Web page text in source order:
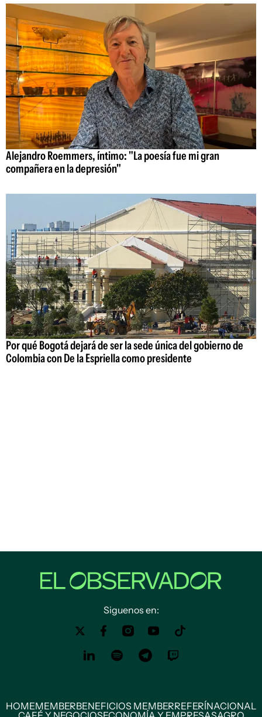
Alejandro Roemmers, íntimo: "La poesía fue mi gran
compañera en la depresión"
Por qué Bogotá dejará de ser la sede única del gobierno de
Colombia con De la Espriella como presidente
Siguenos en:
HOMEMEMBERBENEFICIOS MEMBERREFERÍNACIONAL